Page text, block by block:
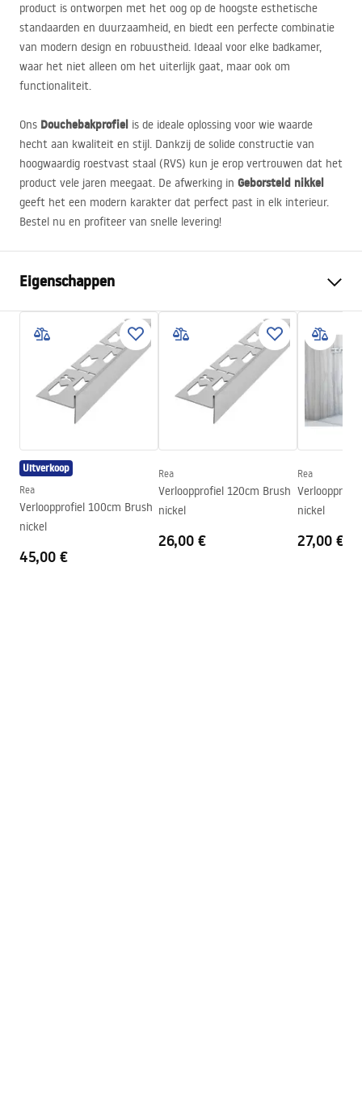
product is ontworpen met het oog op de hoogste esthetische
standaarden en duurzaamheid, en biedt een perfecte combinatie
van modern design en robuustheid. Ideaal voor elke badkamer,
waar het niet alleen om het uiterlijk gaat, maar ook om
functionaliteit.
Ons Douchebakprofiel is de ideale oplossing voor wie waarde
hecht aan kwaliteit en stijl. Dankzij de solide constructie van
hoogwaardig roestvast staal (RVS) kun je erop vertrouwen dat het
product vele jaren meegaat. De afwerking in Geborsteld nikkel
geeft het een modern karakter dat perfect past in elk interieur.
Bestel nu en profiteer van snelle levering!
Eigenschappen
Geborsteld staal
Materiaal
Roestvrij staal
Lengte
1300 mm
mm
Breedte
12mm
Staaldikte
Op maat te zagen
Garantie
Uitverkoop
Rea
Verloopprofiel 100cm Brush
nickel
45,00 €
Rea
Verloopprofiel 120cm Brush
nickel
26,00 €
Rea
nickel
27,00 €